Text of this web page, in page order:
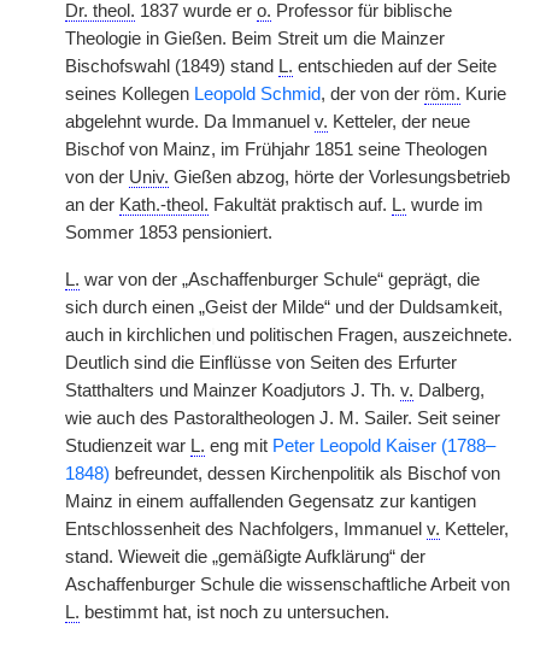
Dr. theol. 1837 wurde er o. Professor für biblische
Theologie in Gießen. Beim Streit um die Mainzer
Bischofswahl (1849) stand L. entschieden auf der Seite
seines Kollegen Leopold Schmid, der von der röm. Kurie
abgelehnt wurde. Da Immanuel v. Ketteler, der neue
Bischof von Mainz, im Frühjahr 1851 seine Theologen
von der Univ. Gießen abzog, hörte der Vorlesungsbetrieb
an der Kath.-theol. Fakultät praktisch auf. L. wurde im
Sommer 1853 pensioniert.
L. war von der „Aschaffenburger Schule“ geprägt, die
sich durch einen „Geist der Milde“ und der Duldsamkeit,
auch in kirchlichen und politischen Fragen, auszeichnete.
Deutlich sind die Einflüsse von Seiten des Erfurter
Statthalters und Mainzer Koadjutors J. Th. v. Dalberg,
wie auch des Pastoraltheologen J. M. Sailer. Seit seiner
Studienzeit war L. eng mit Peter Leopold Kaiser (1788–
1848) befreundet, dessen Kirchenpolitik als Bischof von
Mainz in einem auffallenden Gegensatz zur kantigen
Entschlossenheit des Nachfolgers, Immanuel v. Ketteler,
stand. Wieweit die „gemäßigte Aufklärung“ der
Aschaffenburger Schule die wissenschaftliche Arbeit von
L. bestimmt hat, ist noch zu untersuchen.